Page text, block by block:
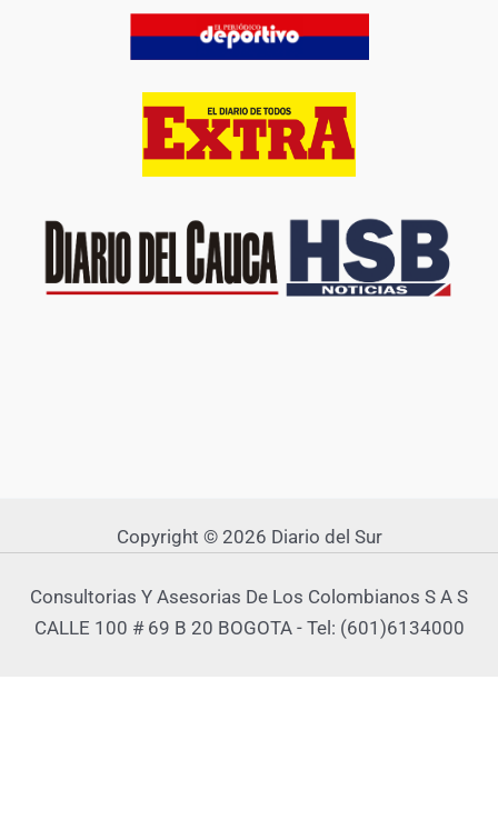
Copyright © 2026 Diario del Sur
Consultorias Y Asesorias De Los Colombianos S A S
CALLE 100 # 69 B 20 BOGOTA - Tel: (601)6134000